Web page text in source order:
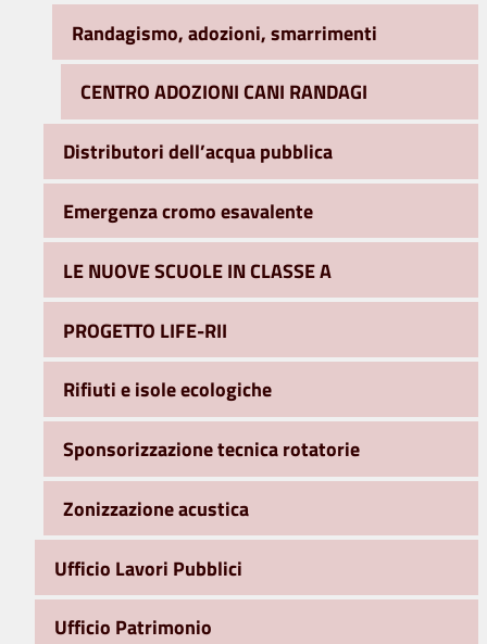
Randagismo, adozioni, smarrimenti
CENTRO ADOZIONI CANI RANDAGI
Distributori dell’acqua pubblica
Emergenza cromo esavalente
LE NUOVE SCUOLE IN CLASSE A
PROGETTO LIFE-RII
Rifiuti e isole ecologiche
Sponsorizzazione tecnica rotatorie
Zonizzazione acustica
Ufficio Lavori Pubblici
Ufficio Patrimonio